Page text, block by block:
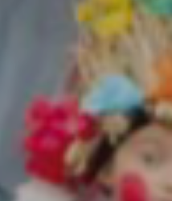
PROJEKTY A POMOC
ZÁKON